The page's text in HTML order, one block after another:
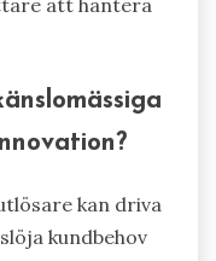
träning,
Dessa
om nuet,
reaktioner,